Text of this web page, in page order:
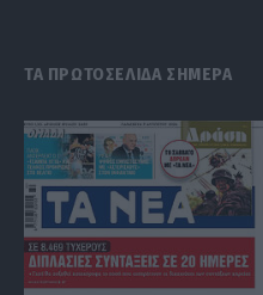
ΤΑ ΠΡΩΤΟΣΕΛΙΔΑ ΣΗΜΕΡΑ